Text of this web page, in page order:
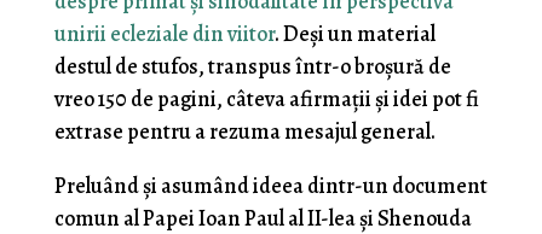
unirii ecleziale din viitor. Deși un material
destul de stufos, transpus într-o broșură de
vreo 150 de pagini, câteva afirmații și idei pot fi
extrase pentru a rezuma mesajul general.
Preluând și asumând ideea dintr-un document
comun al Papei Ioan Paul al II-lea și Shenouda